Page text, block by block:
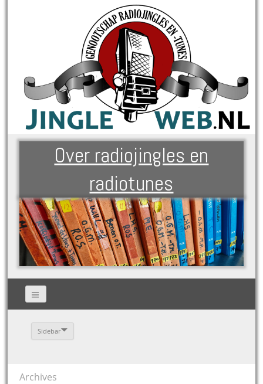
Over radiojingles en
radiotunes
Sidebar
Archives